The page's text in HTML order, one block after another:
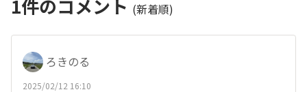
1件のコメント (新着順)
ろきのる
2025/02/12 16:10